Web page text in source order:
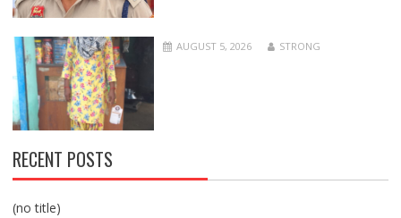
AUGUST 5, 2026 STRONG
RECENT POSTS
(no title)